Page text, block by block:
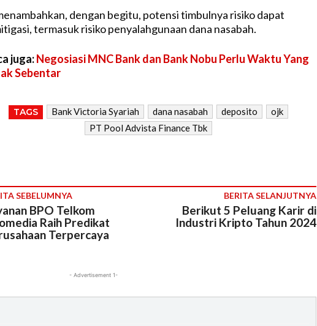
dengan begitu, potensi timbulnya risiko dapat
termasuk risiko penyalahgunaan dana nasabah.
juga:Negosiasi MNC Bank dan Bank Nobu Perlu Waktu Yang
Sebentar
TAGS Bank Victoria Syariah dana nasabah deposito
ojk
PT Pool Advista Finance Tbk
SEBELUMNYA
BPO Telkom
Raih Predikat
Terpercaya
BERITA SELANJUTNYA
Berikut 5 Peluang Karir di
Industri Kripto Tahun 2024
- Advertisement 1-